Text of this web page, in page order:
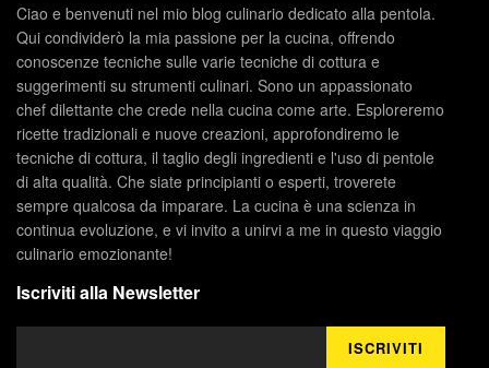
Ciao e benvenuti nel mio blog culinario dedicato alla pentola.
Qui condividerò la mia passione per la cucina, offrendo
conoscenze tecniche sulle varie tecniche di cottura e
suggerimenti su strumenti culinari. Sono un appassionato
chef dilettante che crede nella cucina come arte. Esploreremo
ricette tradizionali e nuove creazioni, approfondiremo le
tecniche di cottura, il taglio degli ingredienti e l'uso di pentole
di alta qualità. Che siate principianti o esperti, troverete
sempre qualcosa da imparare. La cucina è una scienza in
continua evoluzione, e vi invito a unirvi a me in questo viaggio
culinario emozionante!
Iscriviti alla Newsletter